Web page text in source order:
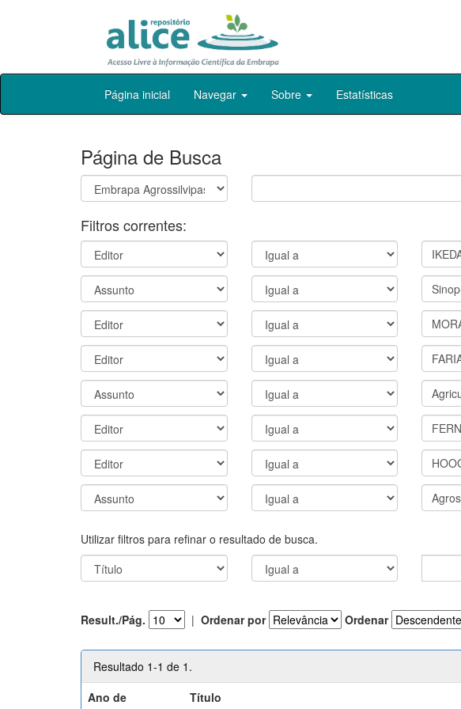
Skip
Página inicial Navegar Sobre Estatísticas
Página de Busca
Filtros correntes:
Utilizar filtros para refinar o resultado de busca.
Result./Pág. | Ordenar por Ordenar
Resultado 1-1 de 1.
Ano de
Título